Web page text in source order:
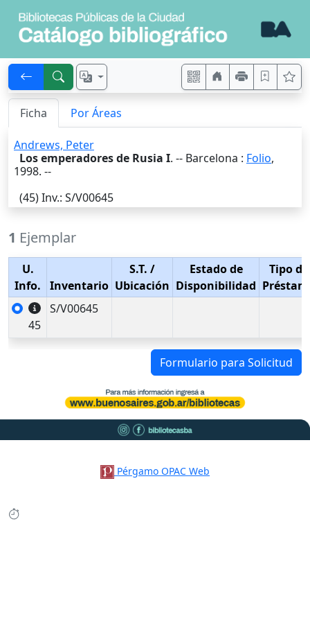
Ficha Por Áreas
Andrews, Peter
Los emperadores de Rusia I. -- Barcelona : Folio,
1998. --
(45)Inv.: S/V00645
1 Ejemplar
U.
Info.
Inventario
S.T. /
Ubicación
Estado de
Disponibilidad
Tipo de
45
S/V00645
Formulario para Solicitud
Pérgamo OPAC Web